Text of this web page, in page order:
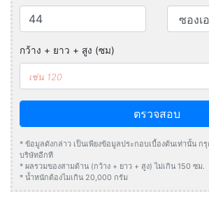
กว้าง + ยาว + สูง (ซม)
ตรวจสอบ
* ข้อมูลดังกล่าว เป็นเพียงข้อมูลประกอบเบื้องต้นเท่านั้น ก
บริษัทอีกที
* ผลรวมของสามด้าน (กว้าง + ยาว + สูง) ไม่เกิน 150 ซม.
* น้ำหนักต้องไมเกิน 20,000 กรัม